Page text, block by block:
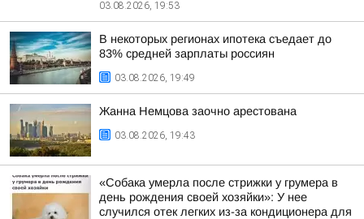
03.08.2026, 19:53
В некоторых регионах ипотека съедает до
83% средней зарплаты россиян
03.08.2026, 19:49
Жанна Немцова заочно арестована
03.08.2026, 19:43
«Собака умерла после стрижки у грумера в
день рождения своей хозяйки»: У нее
случился отек легких из-за кондиционера для